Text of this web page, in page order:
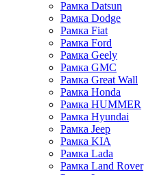
Рамка Datsun
Рамка Dodge
Рамка Fiat
Рамка Ford
Рамка Geely
Рамка GMC
Рамка Great Wall
Рамка Honda
Рамка HUMMER
Рамка Hyundai
Рамка Jeep
Рамка KIA
Рамка Lada
Рамка Land Rover